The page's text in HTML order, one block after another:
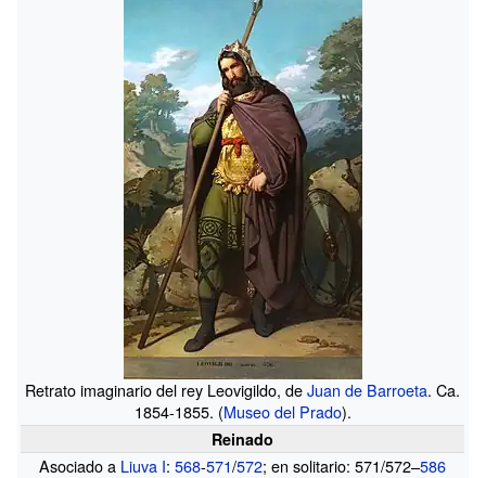
Retrato imaginario del rey Leovigildo, deJuan de Barroeta. Ca.
1854-1855. (Museo del Prado).
Reinado
Asociado a Liuva I:568-571/572; en solitario: 571/572–586